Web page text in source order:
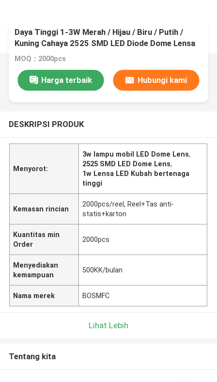
Daya Tinggi 1-3W Merah / Hijau / Biru / Putih /
Kuning Cahaya 2525 SMD LED Diode Dome Lensa
Untuk Cahaya Mobil
MOQ：2000pcs
Harga terbaik Hubungi kami
DESKRIPSI PRODUK
Menyorot:
3w lampu mobil LED Dome Lens,
2525 SMD LED Dome Lens,
1w Lensa LED Kubah bertenaga
tinggi
Kemasan rincian
2000pcs/reel, Reel+Tas anti-
statis+karton
Kuantitas min
Order
2000pcs
Menyediakan
kemampuan
500KK/bulan
Nama merek BOSMFC
Lihat Lebih
Tentang kita